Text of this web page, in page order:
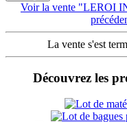
Voir la vente "LEROI
La vente s'est
Découvrez les